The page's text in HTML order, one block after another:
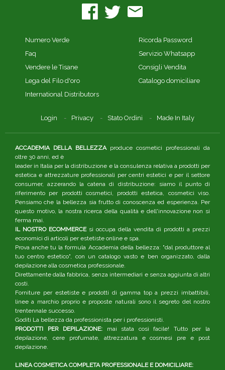
Numero Verde
Faq
Vendere le Tisane
Lega del Filo d'oro
International Distributors
Ricorda Password
Servizio Whatsapp
Consigli Vendita
Catalogo domiciliare
Login Privacy Stato Ordini Made In Italy
ACCADEMIA DELLA BELLEZZAproduce cosmetici professionali da
oltre 30 anni, ed è
leader in Italia per la distribuzione e la consulenza relativa a prodotti per
estetica e attrezzature professionali per centri estetici e per il settore
consumer, azzerando la catena di distribuzione: siamo il punto di
riferimento per prodotti cosmetici, prodotti estetica, cosmetici viso.
Pensiamo che la bellezza sia frutto di conoscenza ed esperienza. Per
questo motivo, la nostra ricerca della qualità e dell'innovazione non si
ferma mai.
IL NOSTRO ECOMMERCEsi occupa della vendita di prodotti a prezzi
economici di articoli per estetiste online e spa.
Prova anche tu la formula Accademia della bellezza: "dal produttore al
tuo centro estetico", con un catalogo vasto e ben organizzato, dalla
depilazione alla cosmetica professionale.
Direttamente dalla fabbrica, senza intermediari e senza aggiunta di altri
costi.
Forniture per estetiste e prodotti di gamma top a prezzi imbattibili,
linee a marchio proprio e proposte naturali sono il segreto del nostro
trentennale successo.
Goditi La bellezza da professionista per i professionisti.
PRODOTTI PER DEPILAZIONE: mai stata così facile! Tutto per la
depilazione, cere profumate, attrezzatura e cosmesi pre e post
depilazione.
LINEA COSMETICA COMPLETA PROFESSIONALE E DOMICILIARE: